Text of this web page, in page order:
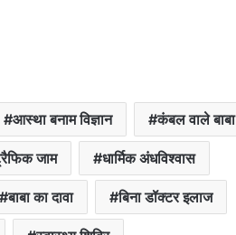
आस्था बनाम विज्ञान कंबल वाले बाबा
जाम धार्मिक अंधविश्वास
बाबा का दावा बिना डॉक्टर इलाज